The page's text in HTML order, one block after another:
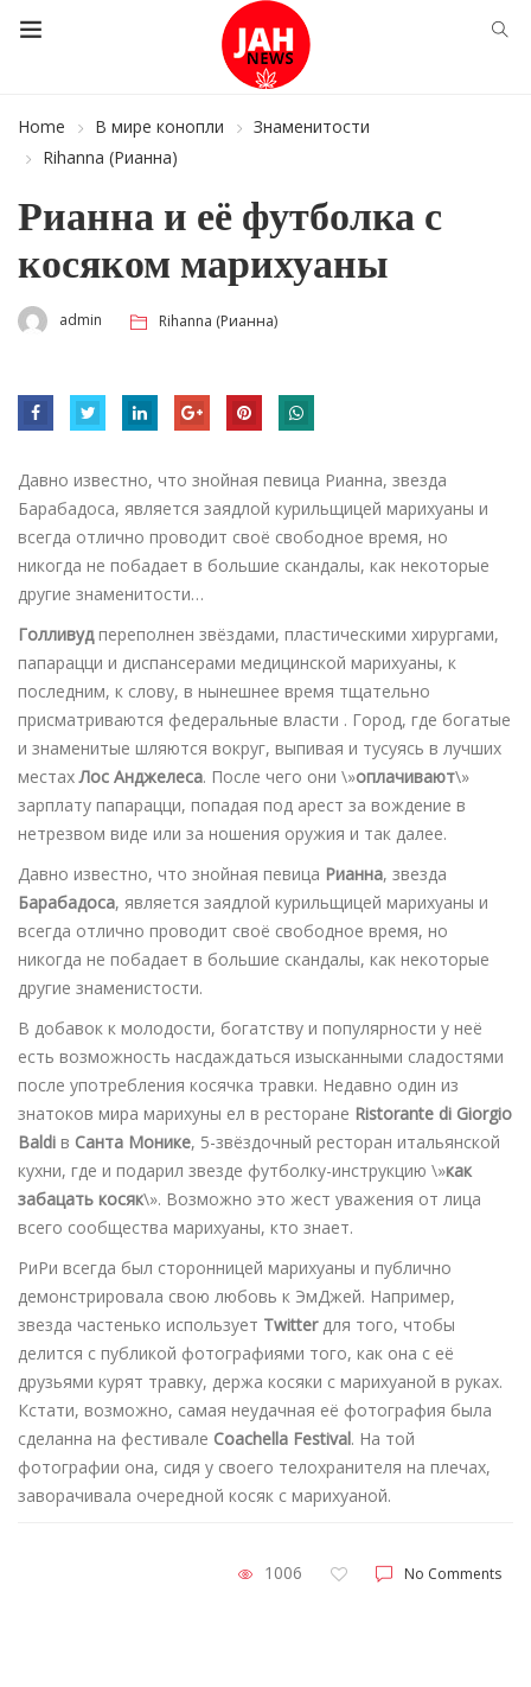
Home В мире конопли
Знаменитости
Rihanna (Рианна)
Рианна и её футболка с
косяком марихуаны
admin Rihanna (Рианна)
Давно известно, что знойная певица Рианна, звезда
Барабадоса, является заядлой курильщицей марихуаны и
всегда отлично проводит своё свободное время, но
никогда не побадает в большие скандалы, как некоторые
другие знаменитости…
Голливудпереполнен звёздами, пластическими хирургами,
папарацци и диспансерами медицинской марихуаны, к
последним, к слову, в нынешнее время тщательно
присматриваются федеральные власти . Город, где богатые
и знаменитые шляются вокруг, выпивая и тусуясь в лучших
местахЛос Анджелеса. После чего они \»оплачивают\»
зарплату папарацци, попадая под арест за вождение в
нетрезвом виде или за ношения оружия и так далее.
Давно известно, что знойная певица Рианна, звезда
Барабадоса, является заядлой курильщицей марихуаны и
всегда отлично проводит своё свободное время, но
никогда не побадает в большие скандалы, как некоторые
другие знаменистости.
В добавок к молодости, богатству и популярности у неё
есть возможность насдаждаться изысканными сладостями
после употребления косячка травки. Недавно один из
знатоков мира марихуны ел в ресторане Ristorante di Giorgio
Baldi в Санта Монике, 5-звёздочный ресторан итальянской
кухни, где и подарил звезде футболку-инструкцию \»как
забацать косяк\». Возможно это жест уважения от лица
всего сообщества марихуаны, кто знает.
РиРи всегда был сторонницей марихуаны и публично
демонстрировала свою любовь к ЭмДжей. Например,
звезда частенько использует Twitterдля того, чтобы
делится с публикой фотографиями того, как она с её
друзьями курят травку, держа косяки с марихуаной в руках.
Кстати, возможно, самая неудачная её фотография была
сделанна на фестивале Coachella Festival. На той
фотографии она, сидя у своего телохранителя на плечах,
заворачивала очередной косяк с марихуаной.
1006 No Comments